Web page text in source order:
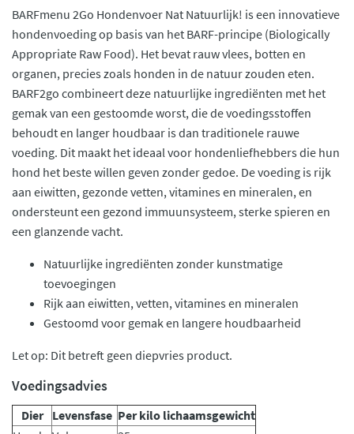
BARFmenu 2Go Hondenvoer Nat Natuurlijk! is een innovatieve
hondenvoeding op basis van het BARF-principe (Biologically
Appropriate Raw Food). Het bevat rauw vlees, botten en
organen, precies zoals honden in de natuur zouden eten.
BARF2go combineert deze natuurlijke ingrediënten met het
gemak van een gestoomde worst, die de voedingsstoffen
behoudt en langer houdbaar is dan traditionele rauwe
voeding. Dit maakt het ideaal voor hondenliefhebbers die hun
hond het beste willen geven zonder gedoe. De voeding is rijk
aan eiwitten, gezonde vetten, vitamines en mineralen, en
ondersteunt een gezond immuunsysteem, sterke spieren en
een glanzende vacht.
Natuurlijke ingrediënten zonder kunstmatige
toevoegingen
Rijk aan eiwitten, vetten, vitamines en mineralen
Gestoomd voor gemak en langere houdbaarheid
Let op: Dit betreft geen diepvries product.
Voedingsadvies
Dier Levensfase Per kilo lichaamsgewicht